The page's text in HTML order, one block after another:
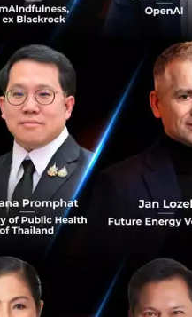
ธุรกิจทั้งในปัจจุบั
นและ
รปรับเปลี่ยนองค์กรให้พร้อม
กรต้นแบบที่ส่งเสริมการ